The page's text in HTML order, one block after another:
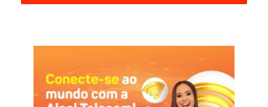
“Canário do Sertão” soube sofrer a pressão inicial da Raposa e
aproveitou as oportunidades para sair com os três pontos. Os
gols da vitória foram marcados por Felipe Araújo e Abnner,
enquanto Joãozinho descontou para os donos da casa.